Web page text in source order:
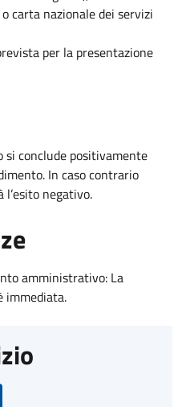
carta nazionale dei servizi
per la presentazione
conclude positivamente
In caso contrario
l’esito negativo.
amministrativo: La
immediata.